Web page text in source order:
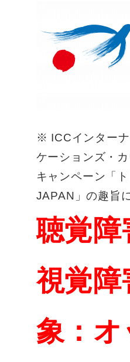
※ ICCインター
ケーションズ・
キャンペーン「
JAPAN」の趣旨
聴覚障
視覚障
象：オ